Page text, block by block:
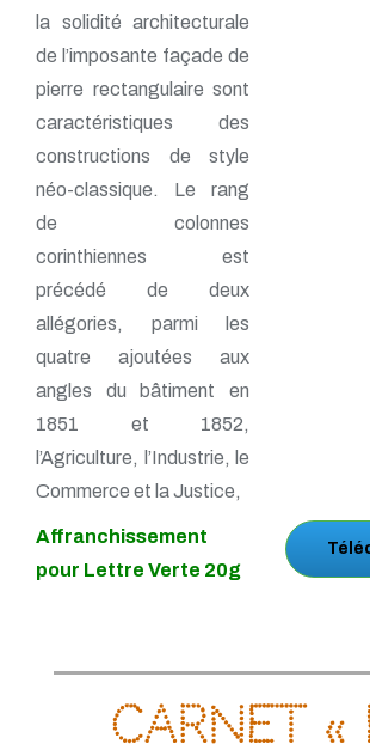
la solidité architecturale
de l’imposante façade de
pierre rectangulaire sont
caractéristiques des
constructions de style
néo-classique. Le rang
de colonnes
corinthiennes est
précédé de deux
allégories, parmi les
quatre ajoutées aux
angles du bâtiment en
1851 et 1852,
l’Agriculture, l’Industrie, le
Commerce et la Justice,
Affranchissement
pour Lettre Verte 20g
Carnet «